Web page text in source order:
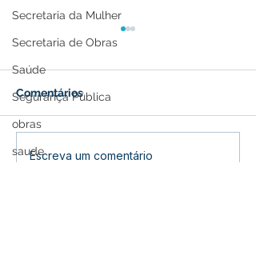
Secretaria da Mulher
Secretaria de Obras
Saúde
Segurança Pública
obras
saudePresença marcante:
Comentários
Escreva um comentário